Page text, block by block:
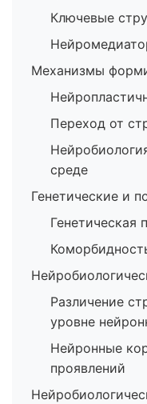
Ключевые
Механизмы
Переход от
среде
Генетические и
Генетическая
Различение
уровне
Нейронные
проявлений